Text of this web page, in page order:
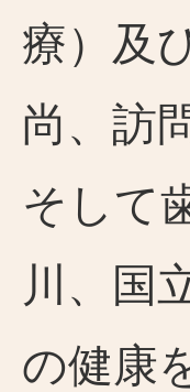
療）及
尚、訪
そして
川、国
の健康